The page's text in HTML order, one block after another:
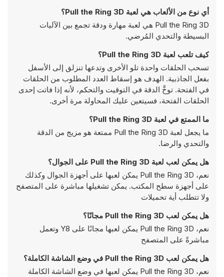
أي نوع من الألعاب هي لعبة Pull the Ring 3D؟
Pull the Ring 3D هي لعبة مهارة ودقة تجمع بين الآليات
البسيطة والتحدي المُرضي.
كيف تلعب لعبة Pull the Ring 3D؟
تسحب الحلقات واحدة تلو الأخرى وتدعها تنزلق إلى الأسفل
بفعل الجاذبية. الهدف هو إسقاط العدد المطلوب من الحلقات
في الفتحة. توخَّ الدقة في التوقيت والتحكم، لأنه إذا فاتت إحدى
الحلقات الفتحة، فسيتعين عليك المحاولة مرة أخرى.
ما الممتع في لعبة Pull the Ring 3D؟
ما يجعل لعبة Pull the Ring 3D ممتعة هو مزيج من الدقة
والتحدي والرضا.
هل يمكن لعب لعبة Pull the Ring 3D على الجوال؟
نعم، Pull the Ring 3D يمكن لعبها على أجهزة الجوال وكذلك
على أجهزة سطح المكتب. يمكن تشغيلها مباشرة على المتصفح
ولا تتطلب أية تحميلات
هل يمكن لعب Pull the Ring 3D مجانًا؟
نعم، Pull the Ring 3D يمكن لعبها مجانًا على Y8 وتعمل
مباشرةً على المتصفح
هل يمكن لعب Pull the Ring 3D في وضع الشاشة الكاملة؟
نعم، Pull the Ring 3D يمكن لعبها في وضع الشاشة الكاملة